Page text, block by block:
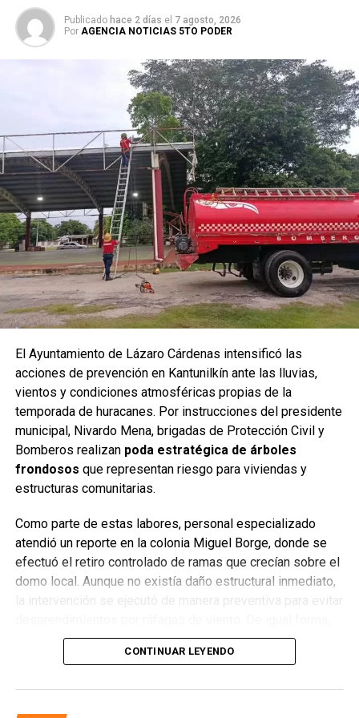
Publicado hace 2 días el 7 agosto, 2026
Por AGENCIA NOTICIAS 5TO PODER
El Ayuntamiento de Lázaro Cárdenas intensificó las
acciones de prevención en Kantunilkín ante las lluvias,
vientos y condiciones atmosféricas propias de la
temporada de huracanes. Por instrucciones del presidente
municipal, Nivardo Mena, brigadas de Protección Civil y
Bomberos realizan poda estratégica de árboles
frondosos que representan riesgo para viviendas y
estructuras comunitarias.
Como parte de estas labores, personal especializado
atendió un reporte en la colonia Miguel Borge, donde se
efectuó el retiro controlado de ramas que crecían sobre el
domo local. Aunque no existía daño estructural inmediato,
la intervención se ejecutó de manera preventiva para evitar
se atendieron solicitudes de familias de la zona, retirando
ramas y troncos cercanos a los hogares que podrían
CONTINUAR LEYENDO